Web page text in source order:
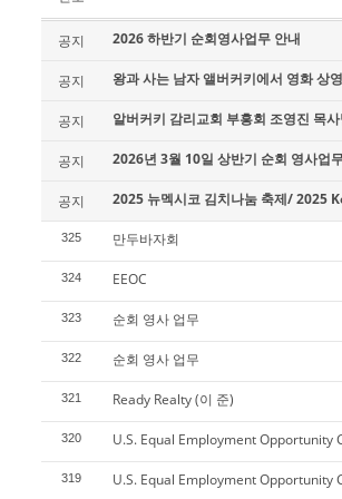
공지 2026 하반기 순회영사업무 안내
공지 왕과 사는 남자 앨버커키에서 영화 상
공지 알버커키 감리교회 부흥회 조영진 목사
공지 2026년 3월 10일 상반기 순회 영사업
공지 2025 뉴멕시코 김치나눔 축제/
325 만두바자회
324 EEOC
323 순회 영사 업무
322 순회 영사 업무
321 Ready Realty (이 준)
320 U.S. Equal Employment Opportunity
319 U.S. Equal Employment Opportunity